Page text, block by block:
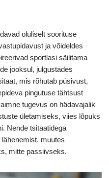
oluliselt soorituse
ja võideldes
sportlasi säilitama
jooksul, julgustades
mis rõhutab püsivust,
pingutuse tähtsust
tugevus on hädavajalik
ületamiseks, viies lõpuks
Nende tsitaatidega
muutes
mitte passiivseks.